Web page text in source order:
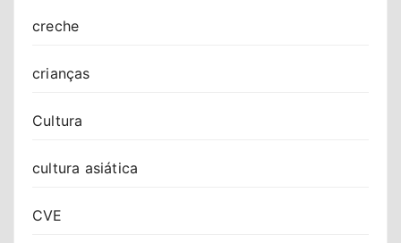
creche
crianças
Cultura
cultura asiática
CVE